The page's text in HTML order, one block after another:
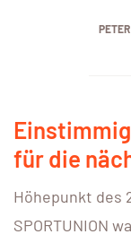
für die
Höhepunkt des
SPORTUNION